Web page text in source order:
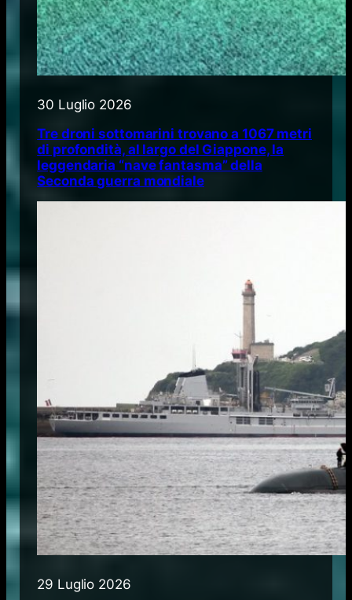
30 Luglio 2026
Tre droni sottomarini trovano a 1067 metri
di profondità, al largo del Giappone, la
leggendaria “nave fantasma” della
Seconda guerra mondiale
29 Luglio 2026